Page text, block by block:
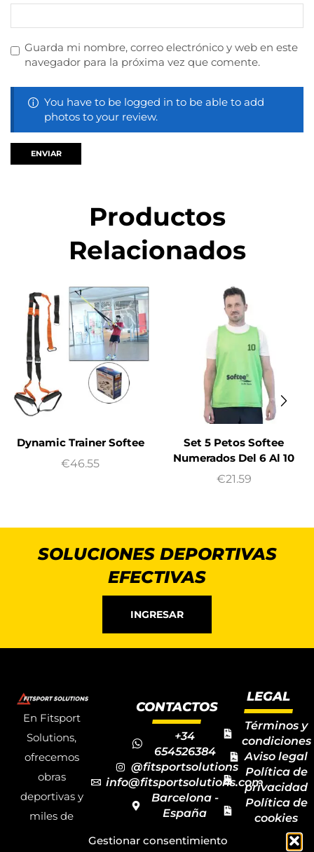
Gestionar consentimiento
Guarda mi nombre, correo electrónico y web en este
navegador para la próxima vez que comente.
You have to be logged in to be able to add
photos to your review.
Productos
Relacionados
Dynamic Trainer Softee
€46.55
Set 5 Petos Softee
Numerados Del 6 Al 10
€21.59
SOLUCIONES DEPORTIVAS
EFECTIVAS
INGRESAR
En Fitsport
Solutions,
ofrecemos
obras
deportivas y
miles de
CONTACTOS
+34
654526384
@fitsportsolutions
info@fitsportsolutions.com
Barcelona -
España
de contacto
LEGAL
Términos y
condiciones
Aviso legal
Política de
privacidad
Política de
cookies
Mapa del